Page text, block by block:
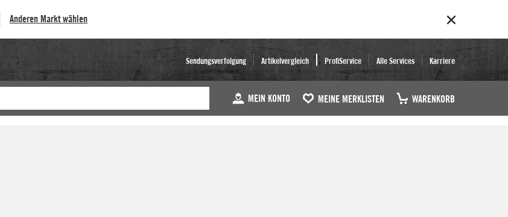
Anderen Markt wählen
Sendungsverfolgung Artikelvergleich ProfiService Alle Services Karriere
MEIN KONTO MEINE MERKLISTEN WARENKORB